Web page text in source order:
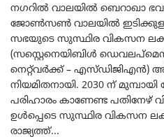
നഗറിൽ വാലയിൽ ബെറാഖാ
ജോൺസൺ വാലയിൽ ഇടിക്കുള
സഭയുടെ സുസ്ഥിര വികസന
(സസ്റ്റെനെയിബിൾ
നെറ്റ്‌വർക്ക് – എസ്ഡിജിഎൻ)
നിയമിതനായി. 2030 ന്
പരിഹാരം കാണേണ്ട പതിനേഴ്
ഉൾപ്പെടെ സുസ്ഥിര വികസന
രാജ്യത്ത്...